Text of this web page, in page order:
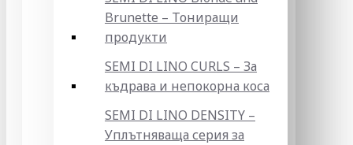
Brunette – Тониращи
продукти
SEMI DI LINO CURLS – За
къдрава и непокорна коса
SEMI DI LINO DENSITY –
Уплътняваща серия за